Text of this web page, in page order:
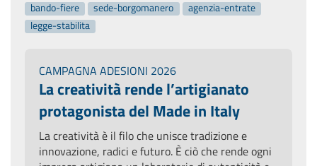
bando-fiere
sede-borgomanero
agenzia-entrate
legge-stabilita
CAMPAGNA ADESIONI 2026
La creatività rende l’artigianato
protagonista del Made in Italy
La creatività è il filo che unisce tradizione e
innovazione, radici e futuro. È ciò che rende ogni